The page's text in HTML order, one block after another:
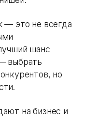
— это не всегда
шанс
выбрать
но
на бизнес и